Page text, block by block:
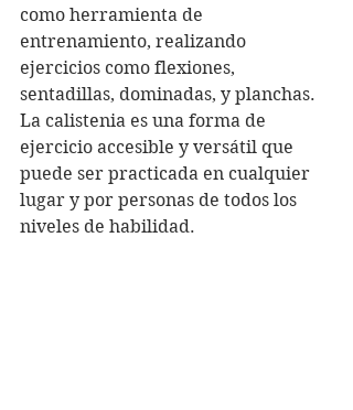
como herramienta de
entrenamiento, realizando
ejercicios como flexiones,
sentadillas, dominadas, y planchas.
La calistenia es una forma de
ejercicio accesible y versátil que
puede ser practicada en cualquier
lugar y por personas de todos los
niveles de habilidad.